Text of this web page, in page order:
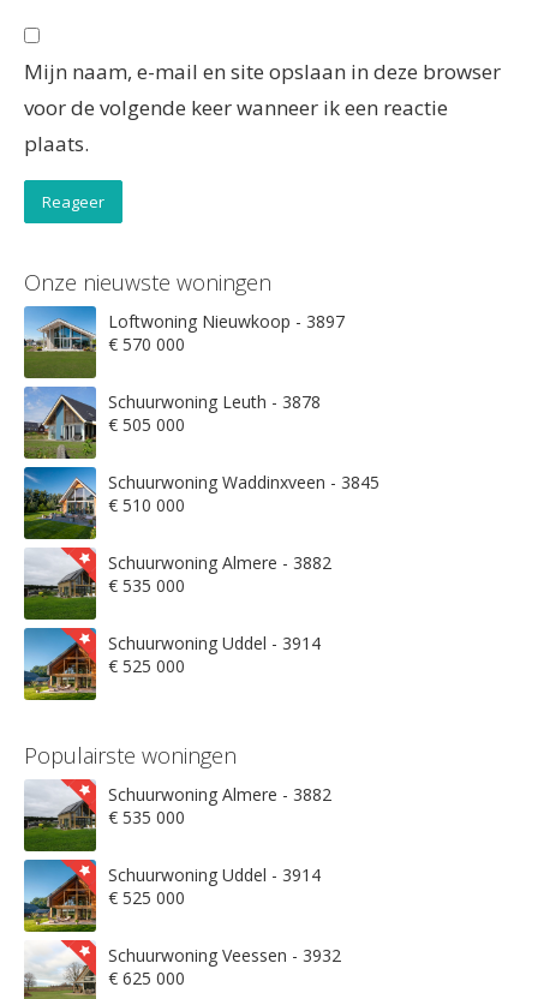
Mijn naam, e-mail en site opslaan in deze browser
voor de volgende keer wanneer ik een reactie
plaats.
Onze nieuwste woningen
Loftwoning Nieuwkoop - 3897
€ 570 000
Schuurwoning Leuth - 3878
€ 505 000
Schuurwoning Waddinxveen - 3845
€ 510 000
Schuurwoning Almere - 3882
€ 535 000
Schuurwoning Uddel - 3914
€ 525 000
Populairste woningen
Schuurwoning Almere - 3882
€ 535 000
Schuurwoning Uddel - 3914
€ 525 000
Schuurwoning Veessen - 3932
€ 625 000